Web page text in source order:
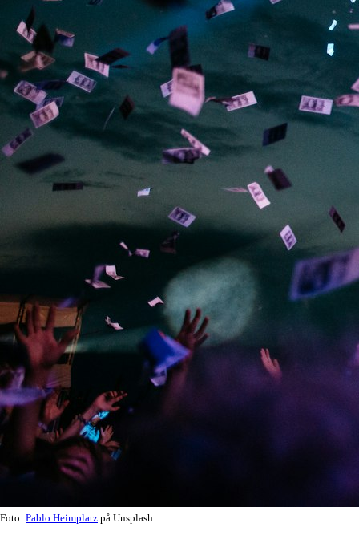
Foto: Pablo Heimplatz på Unsplash